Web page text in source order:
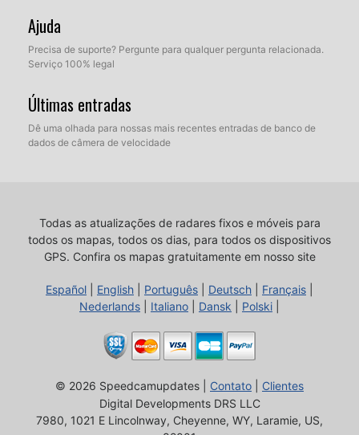
Ajuda
Precisa de suporte? Pergunte para qualquer pergunta relacionada.
Serviço 100% legal
Últimas entradas
Dê uma olhada para nossas mais recentes entradas de banco de
dados de câmera de velocidade
Todas as atualizações de radares fixos e móveis para
todos os mapas, todos os dias, para todos os dispositivos
GPS. Confira os mapas gratuitamente em nosso site
Español English Português Deutsch Français
Nederlands
Italiano Dansk Polski
© 2026 Speedcamupdates | Contato
Clientes
Digital Developments DRS LLC
7980, 1021 E Lincolnway, Cheyenne, WY, Laramie, US,